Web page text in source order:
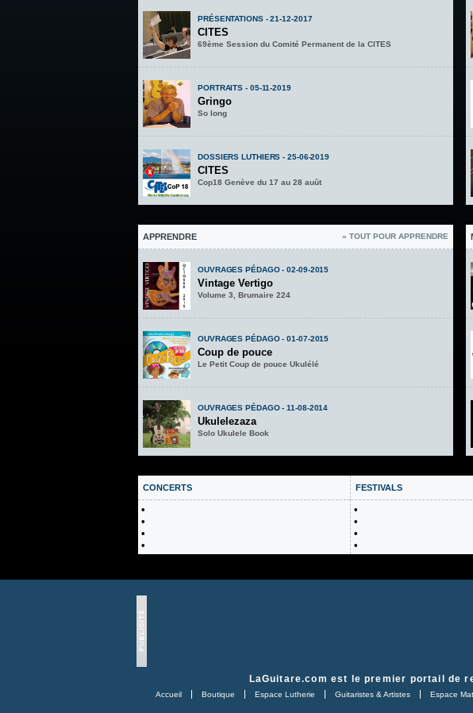
PRÉSENTATIONS - 21-12-2017
CITES
69ème Session du Comité Permanent de la CITES
PORTRAITS - 05-11-2019
Gringo
So long
DOSSIERS LUTHIERS - 25-06-2019
CITES
Cop18 Genève du 17 au 28 auût
APPRENDRE » TOUT POUR APPRENDRE
OUVRAGES PÉDAGO - 02-09-2015
Vintage Vertigo
Volume 3, Brumaire 224
OUVRAGES PÉDAGO - 01-07-2015
Coup de pouce
Le Petit Coup de pouce Ukulélé
OUVRAGES PÉDAGO - 11-08-2014
Ukulelezaza
Solo Ukulele Book
CONCERTS
•
•
•
•
FESTIVALS
•
•
•
•
LaGuitare.com est le premier portail de
Accueil Boutique Espace Lutherie Guitaristes & Artistes Espace